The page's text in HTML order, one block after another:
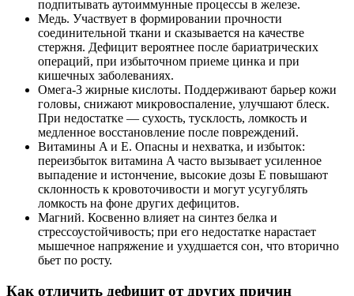
подпитывать аутоиммунные процессы в железе.
Медь. Участвует в формировании прочности
соединительной ткани и сказывается на качестве
стержня. Дефицит вероятнее после бариатрических
операций, при избыточном приеме цинка и при
кишечных заболеваниях.
Омега‑3 жирные кислоты. Поддерживают барьер кожи
головы, снижают микровоспаление, улучшают блеск.
При недостатке — сухость, тусклость, ломкость и
медленное восстановление после повреждений.
Витамины A и E. Опасны и нехватка, и избыток:
переизбыток витамина A часто вызывает усиленное
выпадение и истончение, высокие дозы E повышают
склонность к кровоточивости и могут усугублять
ломкость на фоне других дефицитов.
Магний. Косвенно влияет на синтез белка и
стрессоустойчивость; при его недостатке нарастает
мышечное напряжение и ухудшается сон, что вторично
бьет по росту.
Как отличить дефицит от других причин